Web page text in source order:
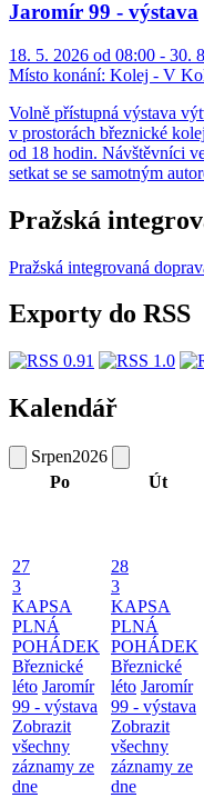
Jaromír 99 - výstava
18. 5. 2026 od 08:00 - 30.
Místo konání: Kolej - V
Volně přístupná výstava
v prostorách březnické
od 18 hodin. Návštěvníci
setkat se se samotným
Pražská
Pražská integrovaná
Exporty do RSS
Kalendář
Srpen2026
Po
Út
27
3
KAPSA
PLNÁ
POHÁDEK
Březnické
léto Jaromír
99 - výstava
Zobrazit
všechny
záznamy ze
dne
28
3
KAPSA
PLNÁ
POHÁDEK
Březnické
léto Jaromír
99 - výstava
Zobrazit
všechny
záznamy ze
dne